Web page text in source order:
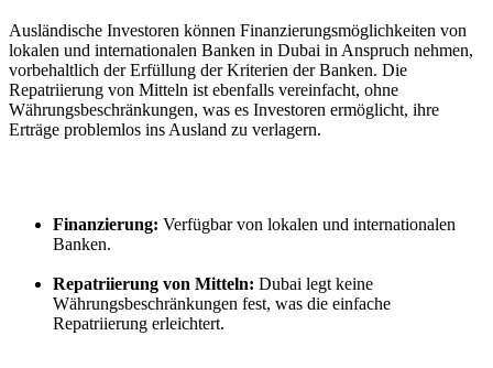
Ausländische Investoren können Finanzierungsmöglichkeiten von
lokalen und internationalen Banken in Dubai in Anspruch nehmen,
vorbehaltlich der Erfüllung der Kriterien der Banken. Die
Repatriierung von Mitteln ist ebenfalls vereinfacht, ohne
Währungsbeschränkungen, was es Investoren ermöglicht, ihre
Erträge problemlos ins Ausland zu verlagern.
Finanzierung: Verfügbar von lokalen und internationalen
Banken.
Repatriierung von Mitteln: Dubai legt keine
Währungsbeschränkungen fest, was die einfache
Repatriierung erleichtert.